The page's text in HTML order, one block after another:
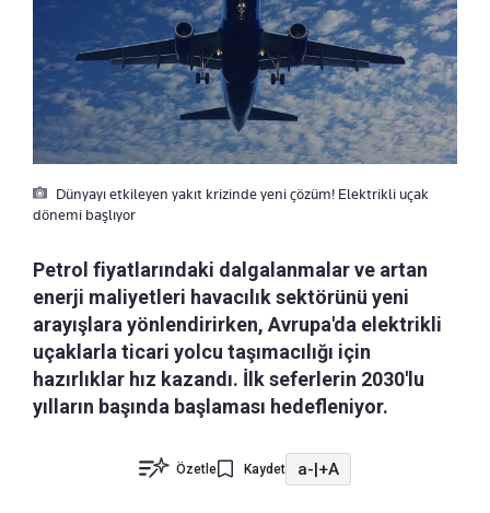
Dünyayı etkileyen yakıt krizinde yeni çözüm! Elektrikli uçak
dönemi başlıyor
Petrol fiyatlarındaki dalgalanmalar ve artan
enerji maliyetleri havacılık sektörünü yeni
arayışlara yönlendirirken, Avrupa'da elektrikli
uçaklarla ticari yolcu taşımacılığı için
hazırlıklar hız kazandı. İlk seferlerin 2030'lu
yılların başında başlaması hedefleniyor.
Özetle Kaydet a-|+A